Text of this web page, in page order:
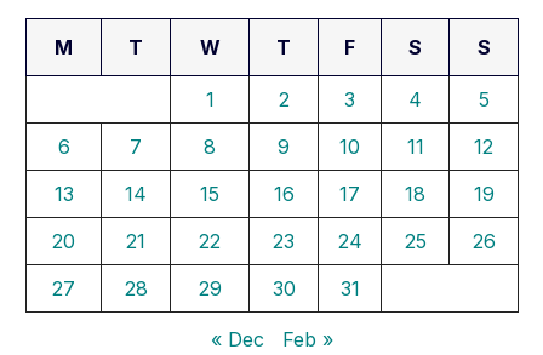
M T W T F S S
1 2 3 4
5
6
7 8 9 10 11
12
13
14 15 16 17 18
19
20
21 22 23 24 25
26
27
28 29 30 31
« Dec Feb »